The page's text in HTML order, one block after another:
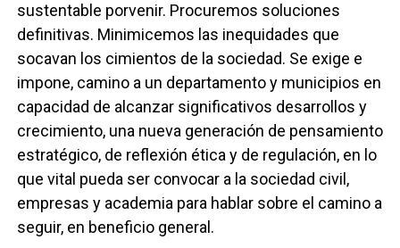
sustentable porvenir. Procuremos soluciones
definitivas. Minimicemos las inequidades que
socavan los cimientos de la sociedad. Se exige e
impone, camino a un departamento y municipios en
capacidad de alcanzar significativos desarrollos y
crecimiento, una nueva generación de pensamiento
estratégico, de reflexión ética y de regulación, en lo
que vital pueda ser convocar a la sociedad civil,
empresas y academia para hablar sobre el camino a
seguir, en beneficio general.